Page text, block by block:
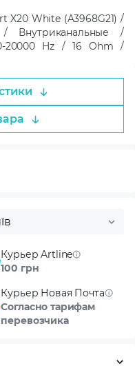
X20 White (A3968G21) /
Внутриканальные /
20000 Hz / 16 Ohm /
Курьер Artline
100 грн
Курьер Новая Почта
Согласно тарифам
перевозчика